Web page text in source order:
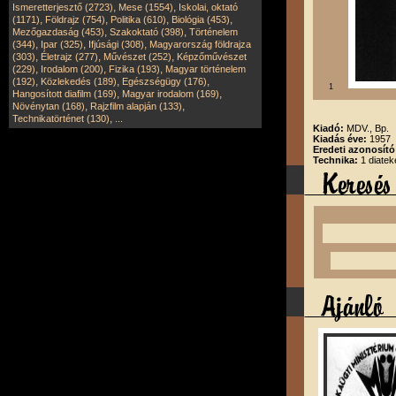
Ismeretterjesztő (2723), Mese (1554), Iskolai, oktató
(1171), Földrajz (754), Politika (610), Biológia (453),
Mezőgazdaság (453), Szakoktató (398), Történelem
(344), Ipar (325), Ifjúsági (308), Magyarország földrajza
(303), Életrajz (277), Művészet (252), Képzőművészet
(229), Irodalom (200), Fizika (193), Magyar történelem
(192), Közlekedés (189), Egészségügy (176),
Hangosított diafilm (169), Magyar irodalom (169),
Növénytan (168), Rajzfilm alapján (133),
Technikatörténet (130),
1
Kiadó: MDV., Bp.
Kiadás éve: 1957
Eredeti
Technika: 1